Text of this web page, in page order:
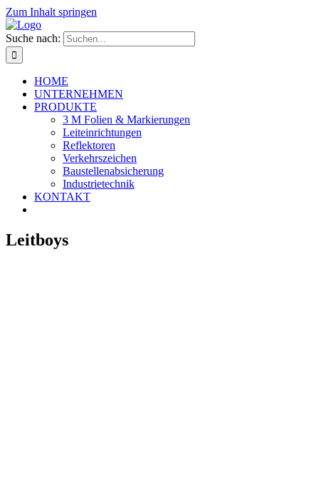
Zum Inhalt springen
Suche nach:
HOME
UNTERNEHMEN
PRODUKTE
3 M Folien & Markierungen
Leiteinrichtungen
Reflektoren
Verkehrszeichen
Baustellenabsicherung
Industrietechnik
KONTAKT
Leitboys